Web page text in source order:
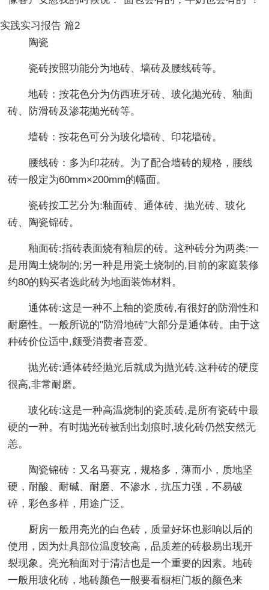
实践实习报告 篇2
陶瓷
瓷砖按照功能分为地砖、墙砖及腰线砖等。
地砖：按花色分为仿西班牙砖、玻化抛光砖、釉面
砖、防滑砖及渗花抛光砖等。
墙砖：按花色可分为玻化墙砖、印花墙砖。
腰线砖：多为印花砖。为了配合墙砖的规格，腰线
砖一般定为60mm×200mm的幅面。
瓷砖按工艺分为:釉面砖、通体砖、抛光砖、玻化
砖、陶瓷锦砖。
釉面砖:指砖表面烧有釉层的砖。这种砖分为两类:一
是用陶土烧制的;另一种是用瓷土烧制的,目前的家庭装修
约80的购买者选此砖为地面装饰材料。
通体砖:这是一种不上釉的瓷质砖,有很好的防滑性和
耐磨性。一般所说的"防滑地砖"大部分是通体砖。由于这
种砖价位适中,颇受消费者喜爱。
抛光砖:通体砖经抛光后就成为抛光砖,这种砖的硬度
很高,非常耐磨。
玻化砖:这是一种高温烧制的瓷质砖,是所有瓷砖中最
硬的一种。有时抛光砖被刮出划痕时,玻化砖仍然安然无
恙。
陶瓷锦砖：又名马赛克，规格多，薄而小，质地坚
硬，耐酸、耐碱、耐磨、不渗水，抗压力强，不易破
碎，彩色多样，用途广泛。
厨房一般用亮光的白色砖，质量好坏也影响以后的
使用，因为灶具部位温度较高，品质差的砖极易出现开
裂现象。亮光釉面对于清洁也是一个重要的因素。地砖
一般用玻化砖，地砖颜色一般要看橱柜门板的颜色来